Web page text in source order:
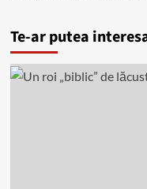
Te-ar putea